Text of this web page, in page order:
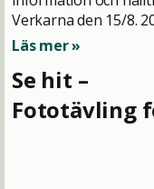
Verkarna den 15/8.
Läs mer »
Se hit –
Fototävling